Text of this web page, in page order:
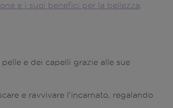
e i suoi benefici per la bellezza
e dei capelli grazie alle sue
e ravvivare l'incarnato, regalando